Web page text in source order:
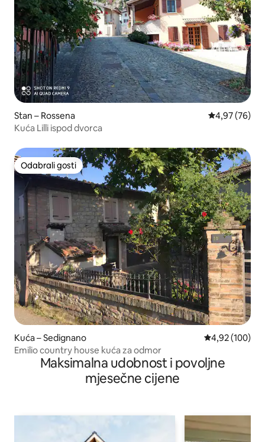
Stan – Rossena Prosječna
4,97 (76)
Kuća Lilli ispod dvorca
Odabrali gosti
Odabrali gosti
Kuća – Sedignano Prosječna
4,92 (100)
Emilio country house kuća za odmor
Maksimalna udobnost i povoljne
mjesečne cijene